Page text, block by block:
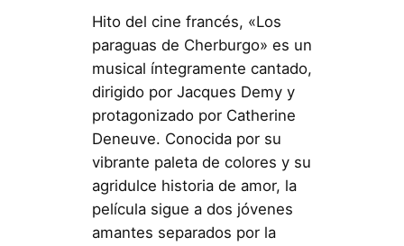
Hito del cine francés, «Los
paraguas de Cherburgo» es un
musical íntegramente cantado,
dirigido por Jacques Demy y
protagonizado por Catherine
Deneuve. Conocida por su
vibrante paleta de colores y su
agridulce historia de amor, la
película sigue a dos jóvenes
amantes separados por la